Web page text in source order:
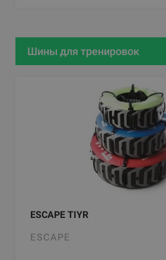
Шины для тренировок
ESCAPE TIYR
ESCAPE